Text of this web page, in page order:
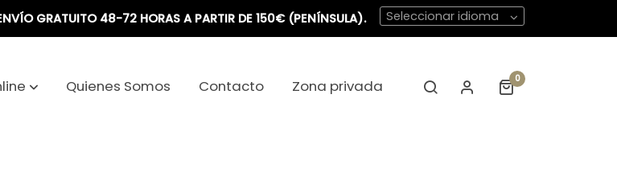
GRATUITO 48-72 HORAS A PARTIR DE 150€ (PENÍNSULA). Seleccionar idioma
Quienes Somos Contacto Zona privada 0